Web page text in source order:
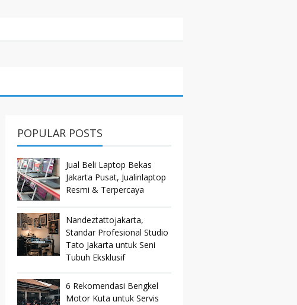
POPULAR POSTS
Jual Beli Laptop Bekas
Jakarta Pusat, Jualinlaptop
Resmi & Terpercaya
Nandeztattojakarta,
Standar Profesional Studio
Tato Jakarta untuk Seni
Tubuh Eksklusif
6 Rekomendasi Bengkel
Motor Kuta untuk Servis